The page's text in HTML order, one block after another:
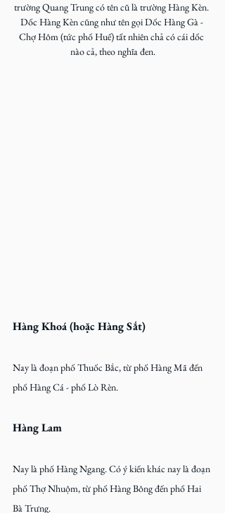
trường Quang Trung có tên cũ là trường Hàng Kèn.
Dốc Hàng Kèn cũng như tên gọi Dốc Hàng Gà -
Chợ Hôm (tức phố Huế) tất nhiên chả có cái dốc
nào cả, theo nghĩa đen.
Hàng Khoá (hoặc Hàng Sắt)
Nay là đoạn phố Thuốc Bắc, từ phố Hàng Mã đến
phố Hàng Cá - phố Lò Rèn.
Hàng Lam
Nay là phố Hàng Ngang. Có ý kiến khác nay là đoạn
phố Thợ Nhuộm, từ phố Hàng Bông đến phố Hai
Bà Trưng.